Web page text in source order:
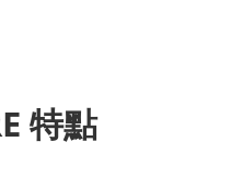
特點